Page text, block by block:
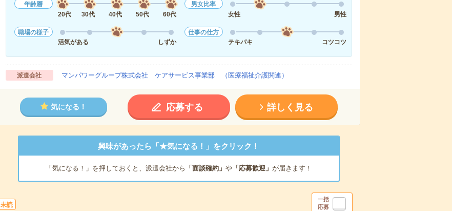
年齢層
20代
30代 40代 50代 60代
男女比率
女性
男性
職場の様子
活気がある
しずか
仕事の仕方
テキパキ
コツコツ
派遣会社 マンパワーグループ株式会社 ケアサービス事業部 （医療福祉介護関連）
気になる！ 応募する 詳しく見る
興味があったら「★気になる！」をクリック！
「気になる！」を押しておくと、派遣会社から 「面談確約」 や「応募歓迎」 が届きます！
未読
一括
応募